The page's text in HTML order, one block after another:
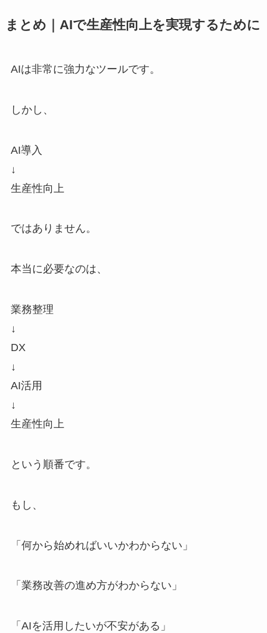
まとめ｜AIで生産性向上を実現するために
AIは非常に強力なツールです。
しかし、
AI導入
↓
生産性向上
ではありません。
本当に必要なのは、
業務整理
↓
DX
↓
AI活用
↓
生産性向上
という順番です。
もし、
「何から始めればいいかわからない」
「業務改善の進め方がわからない」
「AIを活用したいが不安がある」